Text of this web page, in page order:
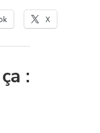
X
: